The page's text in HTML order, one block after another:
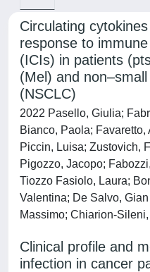
Circulating
response to
(ICIs) in patients
(Mel) and
(NSCLC)
2022 Pasello, Giulia;
Bianco, Paola;
Piccin, Luisa; Zustovich,
Pigozzo, Jacopo;
Tiozzo Fasiolo, Laura;
Valentina; De Salvo,
Massimo; Chiarion-
Clinical profile and
infection in cancer